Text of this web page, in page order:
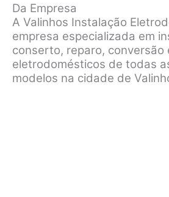
Da Empresa
A Valinhos Instalação
empresa especializada em
conserto, reparo, conversão
eletrodomésticos de todas
modelos na cidade de